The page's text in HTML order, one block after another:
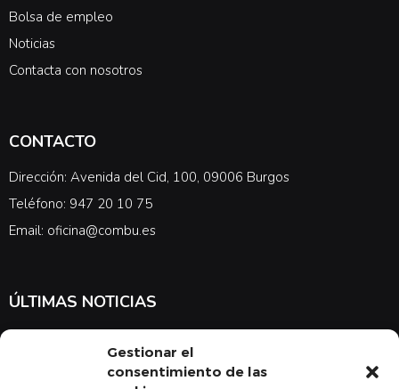
Gestionar el
consentimiento de las
Bolsa de empleo
Noticias
Contacta con nosotros
CONTACTO
Dirección: Avenida del Cid, 100, 09006 Burgos
Teléfono: 947 20 10 75
Email: oficina@combu.es
ÚLTIMAS NOTICIAS
noticias en cuanto a medicina y el COMBU